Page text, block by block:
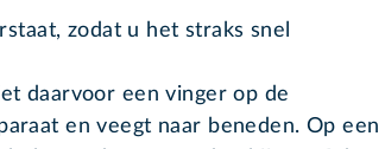
zodat u het straks snel
daarvoor een vinger op de
en veegt naar beneden. Op een